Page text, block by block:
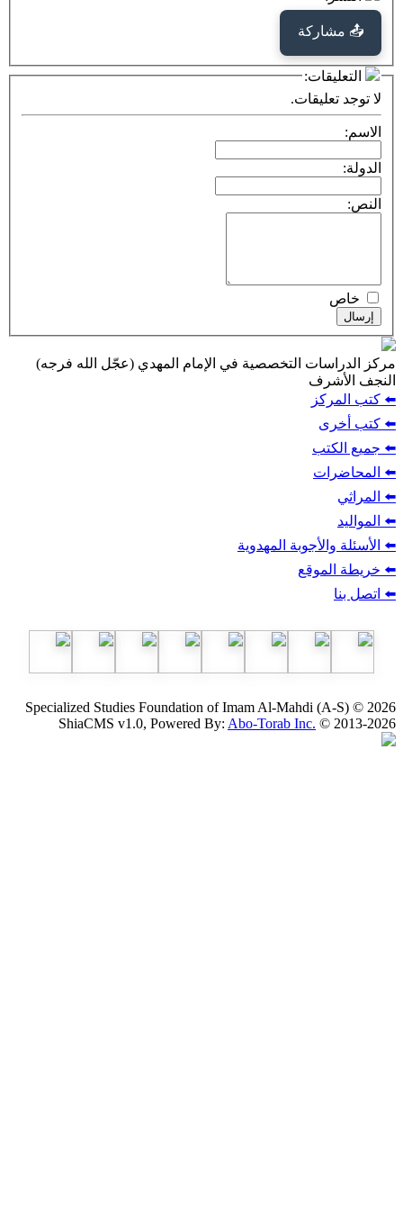
التخصصية في الإمام المهدي (عجّل الله فرجه)
المهدوية
Specialized Studies Foundation of Imam Al-
ShiaCMS v1.0, Powered By:Abo-Torab Inc.